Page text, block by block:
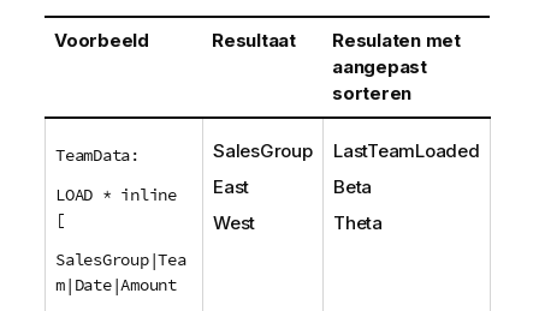
Voorbeeld Resultaat
Resulaten met
aangepast
sorteren
TeamData:
LOAD * inline
[
SalesGroup|Tea
m|Date|Amount
SalesGroup
East
West
LastTeamLoaded
Beta
Theta